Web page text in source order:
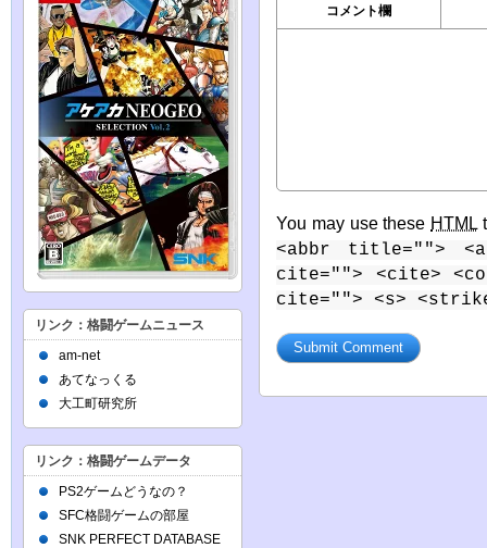
コメント欄
You may use these HTML
<abbr title="">
cite=""> <cite>
cite=""> <s>
リンク：格闘ゲームニュース
am-net
あてなっくる
大工町研究所
リンク：格闘ゲームデータ
PS2ゲームどうなの？
SFC格闘ゲームの部屋
SNK PERFECT DATABASE